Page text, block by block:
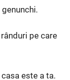
pe care
este a ta.